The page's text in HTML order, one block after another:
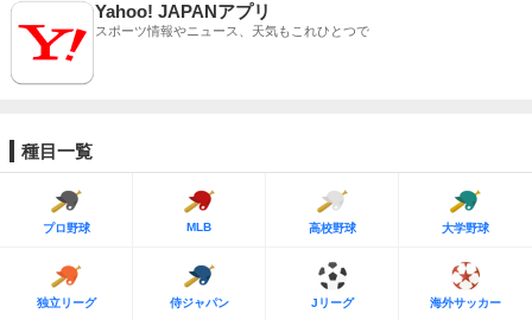
Yahoo! JAPANアプリ
スポーツ情報やニュース、天気もこれひとつで
種目一覧
プロ野球 MLB 高校野球 大学野球
独立リーグ 侍ジャパン Jリーグ 海外サッカー